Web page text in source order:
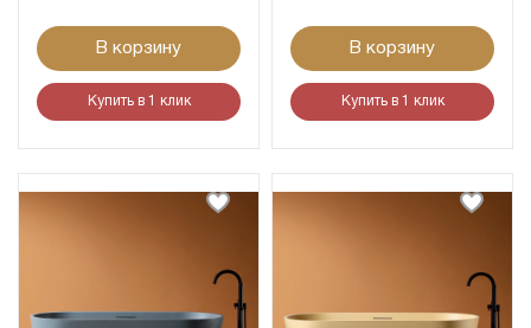
В корзину
Купить в 1 клик
В корзину
Купить в 1 клик